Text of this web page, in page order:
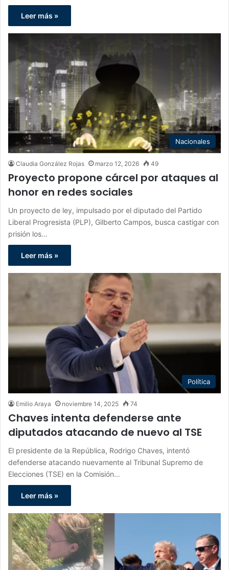
Leer más »
Nacionales
Claudia González Rojas marzo 12, 2026 49
Proyecto propone cárcel por ataques al
honor en redes sociales
Un proyecto de ley, impulsado por el diputado del Partido
Liberal Progresista (PLP), Gilberto Campos, busca castigar con
prisión los…
Leer más »
Política
Emilio Araya noviembre 14, 2025 74
Chaves intenta defenderse ante
diputados atacando de nuevo al TSE
El presidente de la República, Rodrigo Chaves, intentó
defenderse atacando nuevamente al Tribunal Supremo de
Elecciones (TSE) en la Comisión…
Leer más »